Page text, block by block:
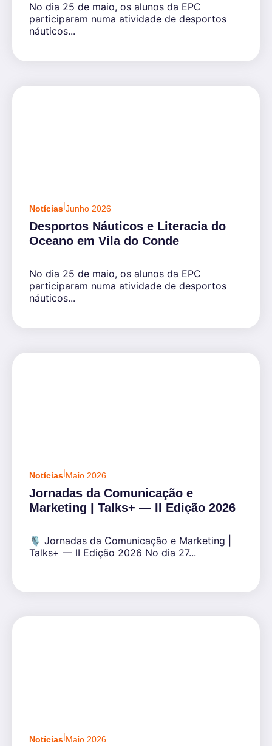
No dia 25 de maio, os alunos da EPC
participaram numa atividade de desportos
náuticos...
Notícias|Junho 2026
Desportos Náuticos e Literacia do
Oceano em Vila do Conde
No dia 25 de maio, os alunos da EPC
participaram numa atividade de desportos
náuticos...
Notícias|Maio 2026
Jornadas da Comunicação e
Marketing | Talks+ — II Edição 2026
🎙️ Jornadas da Comunicação e Marketing |
Talks+ — II Edição 2026 No dia 27...
Notícias|Maio 2026